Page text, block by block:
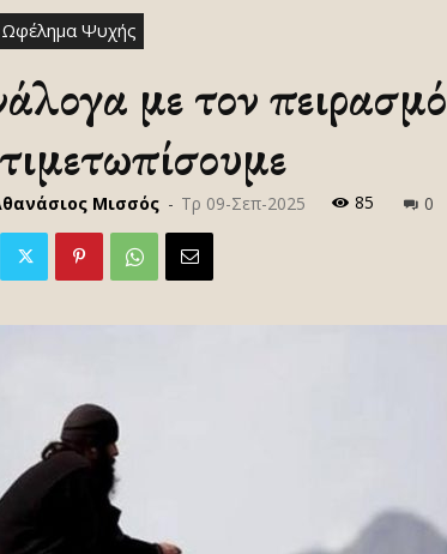
Ωφέλημα Ψυχής
με τον πειρασμό
Μισσός - Τρ 09-Σεπ-2025 85 0